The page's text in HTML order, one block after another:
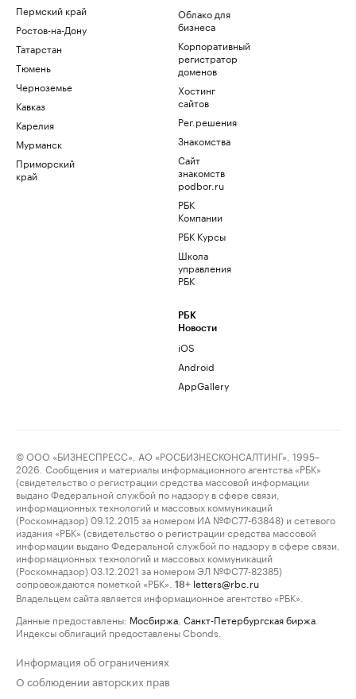
Пермский край
Ростов-на-Дону
Татарстан
Тюмень
Черноземье
Кавказ
Карелия
Мурманск
Приморский
край
Облако для
бизнеса
Корпоративный
регистратор
доменов
Хостинг
сайтов
Рег.решения
Знакомства
Сайт
знакомств
podbor.ru
РБК
Компании
РБК Курсы
Школа
управления
РБК
РБК
Новости
iOS
Android
AppGallery
© ООО «БИЗНЕСПРЕСС», АО «РОСБИЗНЕСКОНСАЛТИНГ», 1995–
2026. Сообщения и материалы информационного агентства «РБК»
(свидетельство о регистрации средства массовой информации
выдано Федеральной службой по надзору в сфере связи,
информационных технологий и массовых коммуникаций
(Роскомнадзор) 09.12.2015 за номером ИА №ФС77-63848) и сетевого
издания «РБК» (свидетельство о регистрации средства массовой
информации выдано Федеральной службой по надзору в сфере связи,
информационных технологий и массовых коммуникаций
(Роскомнадзор) 03.12.2021 за номером ЭЛ №ФС77-82385)
сопровождаются пометкой «РБК».
18+ letters@rbc.ru
Владельцем сайта является информационное агентство «РБК».
Данные предоставлены: Мосбиржа Санкт-Петербургская биржа
Индексы облигаций предоставлены Cbonds.
Информация об ограничениях
О соблюдении авторских прав